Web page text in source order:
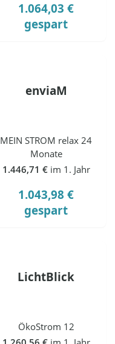
1.064,03 €
gespart
enviaM
MEIN STROM relax 24
Monate
1.446,71 € im 1. Jahr
1.043,98 €
gespart
LichtBlick
ÖkoStrom 12